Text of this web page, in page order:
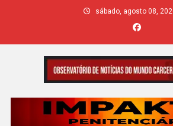
sábado, agosto 08,
IMPAKTO